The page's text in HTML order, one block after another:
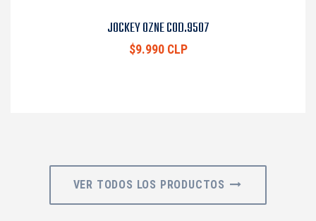
JOCKEY OZNE COD.9507
$9.990 CLP
VER TODOS LOS PRODUCTOS